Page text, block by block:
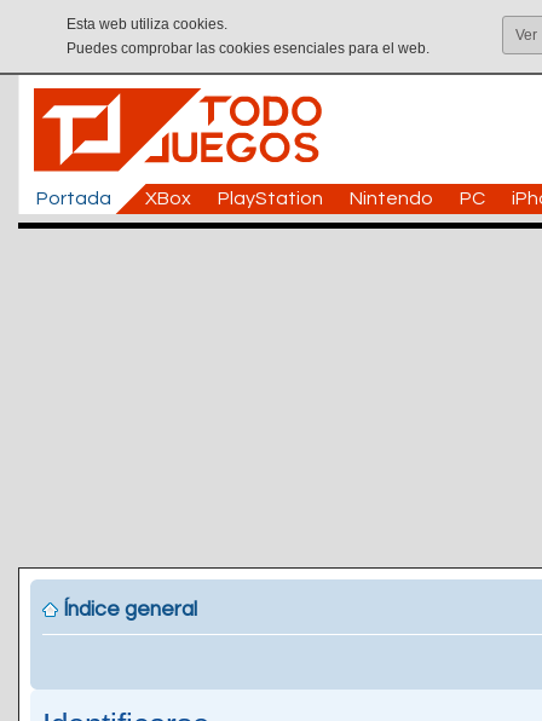
Esta web utiliza cookies.
Puedes comprobar las cookies esenciales para el web.
Ver
Portada XBox PlayStation Nintendo PC
Índice general